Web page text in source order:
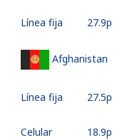
Línea fija ⁦27.9p⁩
Afghanistan
Línea fija ⁦27.5p⁩
Celular ⁦18.9p⁩